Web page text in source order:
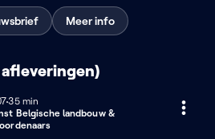
Meer info
juli
35 minuten
35 min
Belgische landbouw &